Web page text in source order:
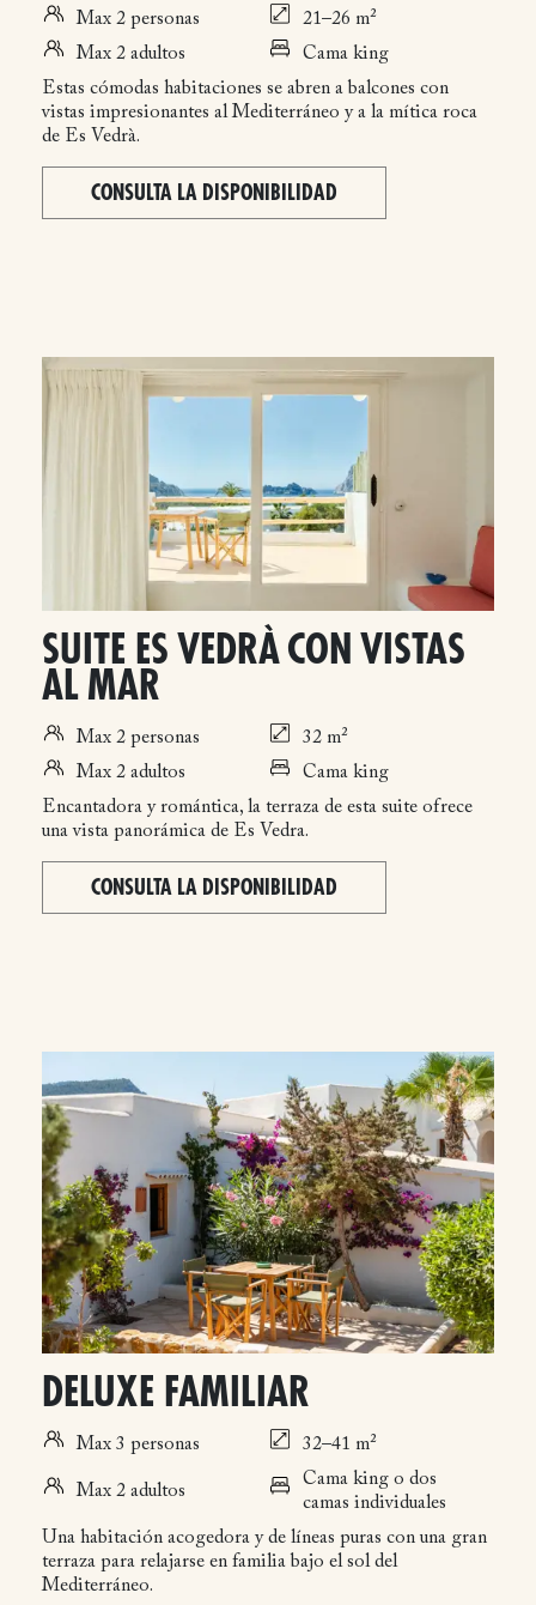
Max 2 personas
21–26 m²
Max 2 adultos
Cama king
Estas cómodas habitaciones se abren a balcones con
vistas impresionantes al Mediterráneo y a la mítica roca
de Es Vedrà.
CONSULTA LA DISPONIBILIDAD
SUITE ES VEDRÀ CON VISTAS
AL MAR
Max 2 personas
32 m²
Max 2 adultos
Cama king
Encantadora y romántica, la terraza de esta suite ofrece
una vista panorámica de Es Vedra.
CONSULTA LA DISPONIBILIDAD
DELUXE FAMILIAR
Max 3 personas 32–41 m²
Max 2 adultos
Cama king o dos
camas individuales
Una habitación acogedora y de líneas puras con una gran
terraza para relajarse en familia bajo el sol del
Mediterráneo.